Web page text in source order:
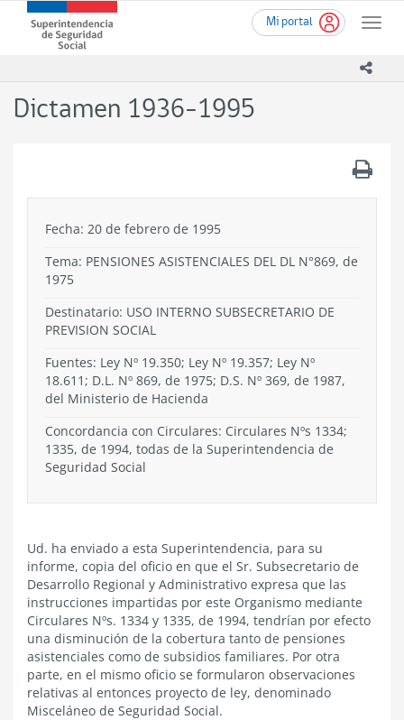
contenido
Mi portal
Toggle
Superintendencia
de
-
Dictamen 1936-1995
Fecha: 20 de febrero de 1995
Tema: PENSIONES ASISTENCIALES DEL DL N°869, de
1975
Destinatario: USO INTERNO SUBSECRETARIO DE
PREVISION SOCIAL
Fuentes: Ley Nº 19.350; Ley Nº 19.357; Ley Nº
18.611; D.L. Nº 869, de 1975; D.S. Nº 369, de 1987,
del Ministerio de Hacienda
Concordancia con Circulares: Circulares Nºs 1334;
1335, de 1994, todas de la Superintendencia de
Seguridad Social
Ud. ha enviado a esta Superintendencia, para su
informe, copia del oficio en que el Sr. Subsecretario de
Desarrollo Regional y Administrativo expresa que las
instrucciones impartidas por este Organismo mediante
Circulares Nºs. 1334 y 1335, de 1994, tendrían por efecto
una disminución de la cobertura tanto de pensiones
asistenciales como de subsidios familiares. Por otra
parte, en el mismo oficio se formularon observaciones
relativas al entonces proyecto de ley, denominado
Misceláneo de Seguridad Social.